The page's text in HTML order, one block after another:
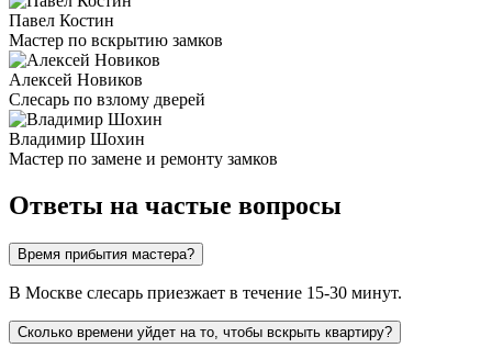
Павел Костин
Мастер по вскрытию замков
Алексей Новиков
Слесарь по взлому дверей
Владимир Шохин
Мастер по замене и ремонту замков
Ответы на частые вопросы
Время прибытия мастера?
В Москве слесарь приезжает в течение 15-30 минут.
Сколько времени уйдет на то, чтобы вскрыть квартиру?